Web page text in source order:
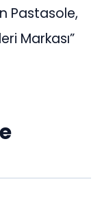
Pastasole,
Markası”